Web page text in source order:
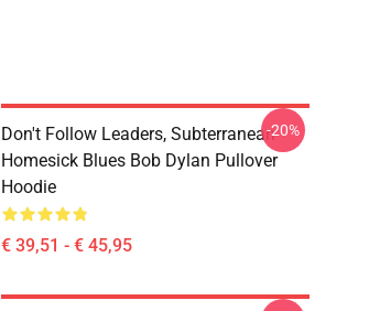
Don't Follow Leaders, Subterranean
Homesick Blues Bob Dylan Pullover
Hoodie
€ 39,51 - € 45,95
-20%